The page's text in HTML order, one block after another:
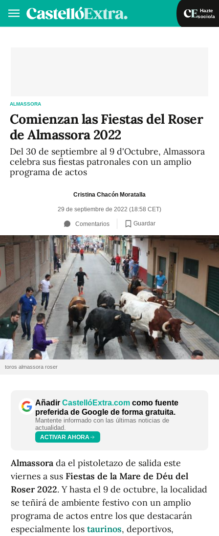
Hazte
socio/a
ALMASSORA
Comienzan las Fiestas del Roser
de Almassora 2022
Del 30 de septiembre al 9 d'Octubre, Almassora
celebra sus fiestas patronales con un amplio
programa de actos
Cristina Chacón Moratalla
29 de septiembre de 2022 (18:58 CET)
Comentarios Guardar
toros almassora roser
Añadir CastellóExtra.com como fuente
preferida de Google de forma gratuita.
Mantente informado con las últimas noticias de
actualidad.
ACTIVAR AHORA
Almassora da el pistoletazo de salida este
viernes a sus Fiestas de la Mare de Déu del
Roser 2022. Y hasta el 9 de octubre, la localidad
se teñirá de ambiente festivo con un amplio
programa de actos entre los que destacarán
especialmente los taurinos, deportivos,